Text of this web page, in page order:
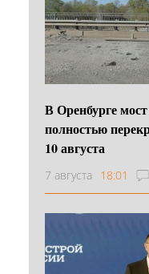
В Оренбурге
полностью
10 августа
7 августа 18:01